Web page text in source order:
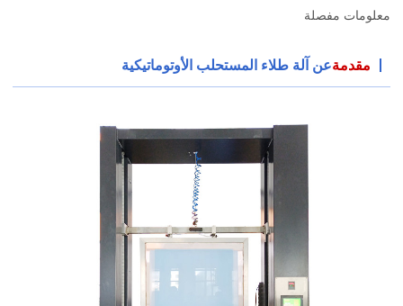
معلومات مفصلة
مقدمةعن آلة طلاء المستحلب الأوتوماتيكية